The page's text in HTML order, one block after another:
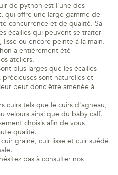
de python est l'une des
qui offre une large gamme de
concurrence et de qualité. Sa
écailles qui peuvent se traiter
ou encore peinte à la main.
a entièrement été
ateliers.
plus larges que les écailles
précieuses sont naturelles et
peut donc être amenée à
cuirs tels que le cuirs d'agneau,
velours ainsi que du baby calf.
choisis afin de vous
qualité.
grainé, cuir lisse et cuir suédé
pas à consulter nos